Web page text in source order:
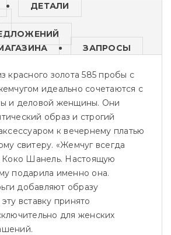
ДЕТАЛИ
ЗАПРОСЫ
красного золота 585 пробы с
идеально сочетаются с
и деловой женщины. Они
образ и строгий
к вечернему платью
свитеру. «Жемчуг всегда
Коко Шанель. Настоящую
подарила именно она.
добавляют образу
вставку принято
для женских